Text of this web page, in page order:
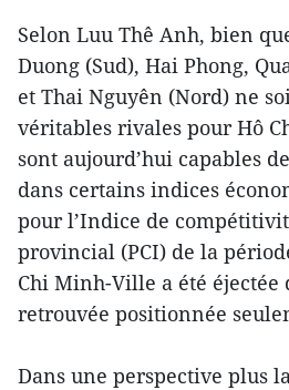
Selon Luu Thê Anh, bien
Duong (Sud), Hai Phong,
et Thai Nguyên (Nord) ne
véritables rivales pour Hô
sont aujourd’hui capables
dans certains indices
pour l’Indice de
provincial (PCI) de la
Chi Minh-Ville a été éjectée
retrouvée positionnée
Dans une perspective plus